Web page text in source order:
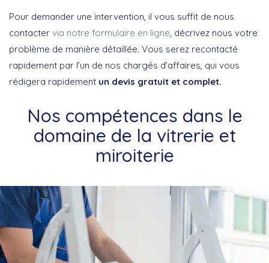
Pour demander une intervention, il vous suffit de nous
contacter via notre formulaire en ligne, décrivez nous votre
problème de manière détaillée. Vous serez recontacté
rapidement par l’un de nos chargés d’affaires, qui vous
rédigera rapidement un devis gratuit et complet.
Nos compétences dans le
domaine de la vitrerie et
miroiterie